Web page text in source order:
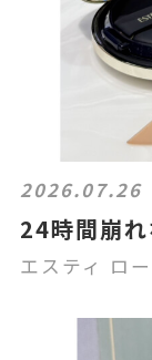
2026.07.26
24時間崩
エスティ ロ